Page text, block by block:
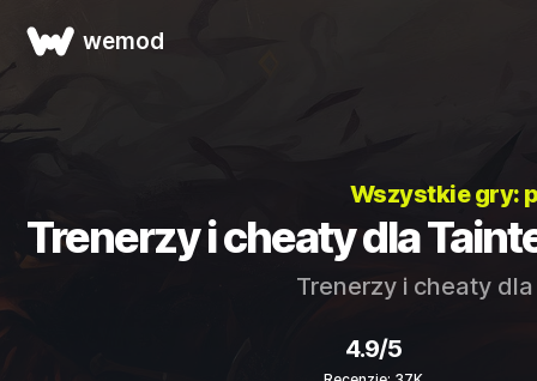
wemod
Wszystkie gry:
Trenerzy i cheaty dla
Trenerzy i cheaty
4.9/5